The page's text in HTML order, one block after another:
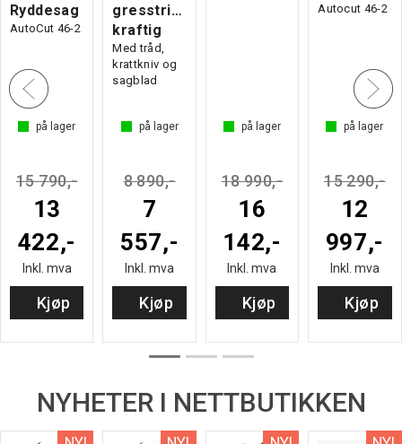
Ryddesag
AutoCut 46-2
på lager
15 790,-
13
422,-
Inkl. mva
Kjøp
gresstrimmer
kraftig
Med tråd,
krattkniv og
sagblad
på lager
8 890,-
7
557,-
Inkl. mva
Kjøp
på lager
18 990,-
16
142,-
Inkl. mva
Kjøp
Autocut 46-2
på lager
15 290,-
12
997,-
Inkl. mva
Kjøp
NYHETER I NETTBUTIKKEN